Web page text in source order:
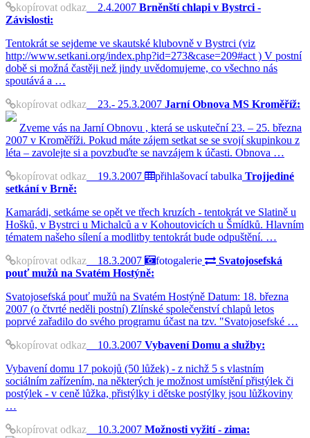
kopírovat odkaz 2.4.2007 Brněnští chlapi v Bystrci -
Závislosti:
Tentokrát se sejdeme ve skautské klubovně v Bystrci (viz
http://www.setkani.org/index.php?id=273&case=209#act ) V postní
době si možná častěji než jindy uvědomujeme, co všechno nás
spoutává a …
kopírovat odkaz 23.- 25.3.2007 Jarní Obnova MS Kroměříž:
Zveme vás na Jarní Obnovu , která se uskuteční 23. – 25. března
2007 v Kroměříži. Pokud máte zájem setkat se se svojí skupinkou z
léta – zavolejte si a povzbuďte se navzájem k účasti. Obnova …
kopírovat odkaz 19.3.2007 přihlašovací tabulka Trojjediné
setkání v Brně:
Kamarádi, setkáme se opět ve třech kruzích - tentokrát ve Slatině u
Hošků, v Bystrci u Michalců a v Kohoutovicích u Šmídků. Hlavním
tématem našeho sílení a modlitby tentokrát bude odpuštění. …
kopírovat odkaz 18.3.2007 fotogalerie
Svatojosefská
pouť mužů na Svatém Hostýně:
Svatojosefská pouť mužů na Svatém Hostýně Datum: 18. března
2007 (o čtvrté neděli postní) Zlínské společenství chlapů letos
poprvé zařadilo do svého programu účast na tzv. "Svatojosefské …
kopírovat odkaz 10.3.2007 Vybavení Domu a služby:
Vybavení domu 17 pokojů (50 lůžek) - z nichž 5 s vlastním
sociálním zařízením, na některých je možnost umístění přistýlek či
postýlek - v ceně lůžka, přistýlky i dětske postýlky jsou lůžkoviny
…
kopírovat odkaz 10.3.2007 Možnosti vyžití - zima: